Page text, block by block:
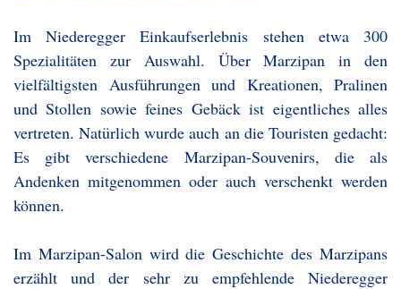
Im Niederegger Einkaufserlebnis stehen etwa 300
Spezialitäten zur Auswahl. Über Marzipan in den
vielfältigsten Ausführungen und Kreationen, Pralinen
und Stollen sowie feines Gebäck ist eigentliches alles
vertreten. Natürlich wurde auch an die Touristen gedacht:
Es gibt verschiedene Marzipan-Souvenirs, die als
Andenken mitgenommen oder auch verschenkt werden
können.
Im Marzipan-Salon wird die Geschichte des Marzipans
erzählt und der sehr zu empfehlende Niederegger